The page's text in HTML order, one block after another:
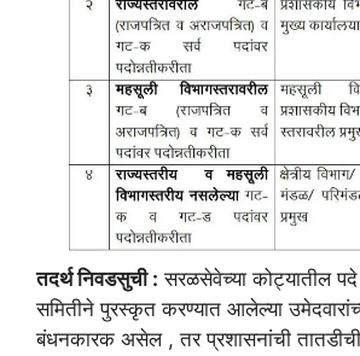
तदर्थ निवडसुची : सरळसेवेच्या कोट्यातील
समितीने पुरस्कृत करण्यात आलेल्या
बंधनकारक असेल , तर प्रशासनांची